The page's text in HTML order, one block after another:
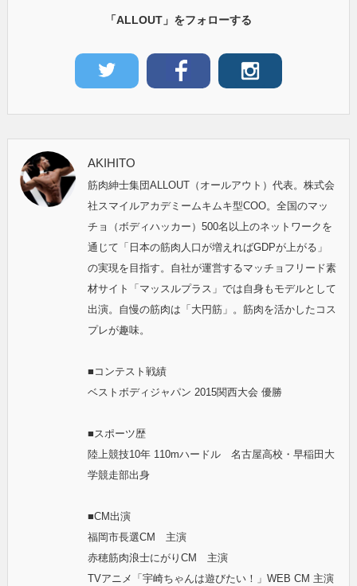
「ALLOUT」をフォローする
AKIHITO
筋肉紳士集団ALLOUT（オールアウト）代表。株式会
社スマイルアカデミームキムキ型COO。全国のマッ
チョ（ボディハッカー）500名以上のネットワークを
通じて「日本の筋肉人口が増えればGDPが上がる」
の実現を目指す。自社が運営するマッチョフリード素
材サイト「マッスルプラス」では自身もモデルとして
出演。自慢の筋肉は「大円筋」。筋肉を活かしたコス
プレが趣味。
■コンテスト戦績
ベストボディジャパン 2015関西大会 優勝
■スポーツ歴
陸上競技10年 110mハードル 名古屋高校・早稲田大
学競走部出身
■CM出演
福岡市長選CM 主演
赤穂筋肉浪士にがりCM 主演
TVアニメ「宇崎ちゃんは遊びたい！」WEB CM 主演